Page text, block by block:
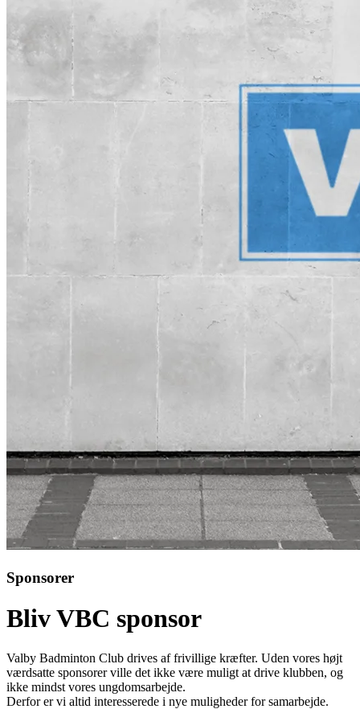
Sponsorer
Bliv VBC sponsor
Valby Badminton Club drives af frivillige kræfter. Uden vores højt
værdsatte sponsorer ville det ikke være muligt at drive klubben, og
ikke mindst vores ungdomsarbejde.
Derfor er vi altid interesserede i nye muligheder for samarbejde.